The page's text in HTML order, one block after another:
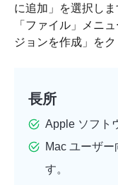
ステップ
1。
に追加」を選択し
「ファイル」メニ
ジョンを作成」をク
長所
Apple ソフト
Mac ユーザ
す。